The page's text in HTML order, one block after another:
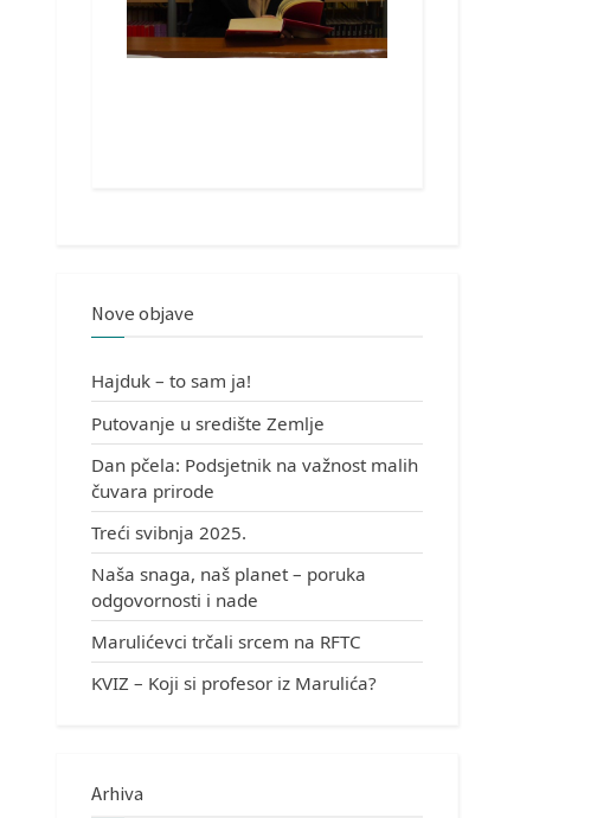
Nove objave
Hajduk – to sam ja!
Putovanje u središte Zemlje
Dan pčela: Podsjetnik na važnost malih
čuvara prirode
Treći svibnja 2025.
Naša snaga, naš planet – poruka
odgovornosti i nade
Marulićevci trčali srcem na RFTC
KVIZ – Koji si profesor iz Marulića?
Arhiva